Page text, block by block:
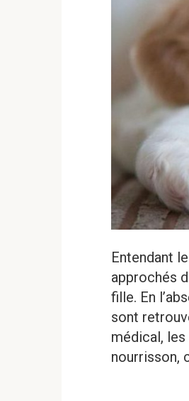
Entendant
approchés
fille. En
sont
médical,
nourrisson,